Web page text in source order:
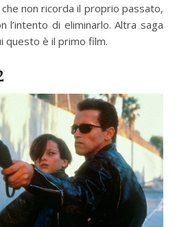
non ricorda il proprio passato,
l’intento di eliminarlo. Altra saga
questo è il primo film.